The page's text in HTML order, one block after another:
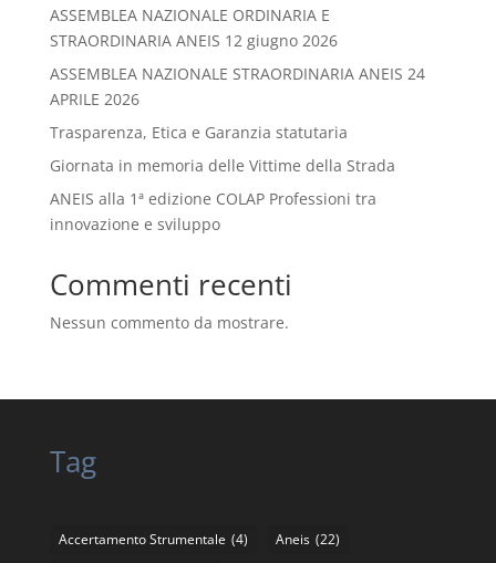
ASSEMBLEA NAZIONALE ORDINARIA E
STRAORDINARIA ANEIS 12 giugno 2026
ASSEMBLEA NAZIONALE STRAORDINARIA ANEIS 24
APRILE 2026
Trasparenza, Etica e Garanzia statutaria
Giornata in memoria delle Vittime della Strada
ANEIS alla 1ª edizione COLAP Professioni tra
innovazione e sviluppo
Commenti recenti
Nessun commento da mostrare.
Tag
Accertamento Strumentale (4) Aneis (22)